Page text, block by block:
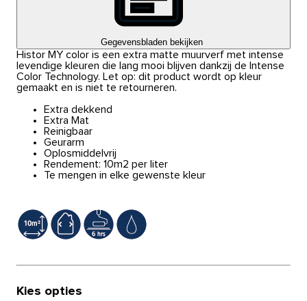
Gegevensbladen bekijken
Histor MY color is een extra matte muurverf met intense
levendige kleuren die lang mooi blijven dankzij de Intense
Color Technology. Let op: dit product wordt op kleur
gemaakt en is niet te retourneren.
Extra dekkend
Extra Mat
Reinigbaar
Geurarm
Oplosmiddelvrij
Rendement: 10m2 per liter
Te mengen in elke gewenste kleur
Kies opties